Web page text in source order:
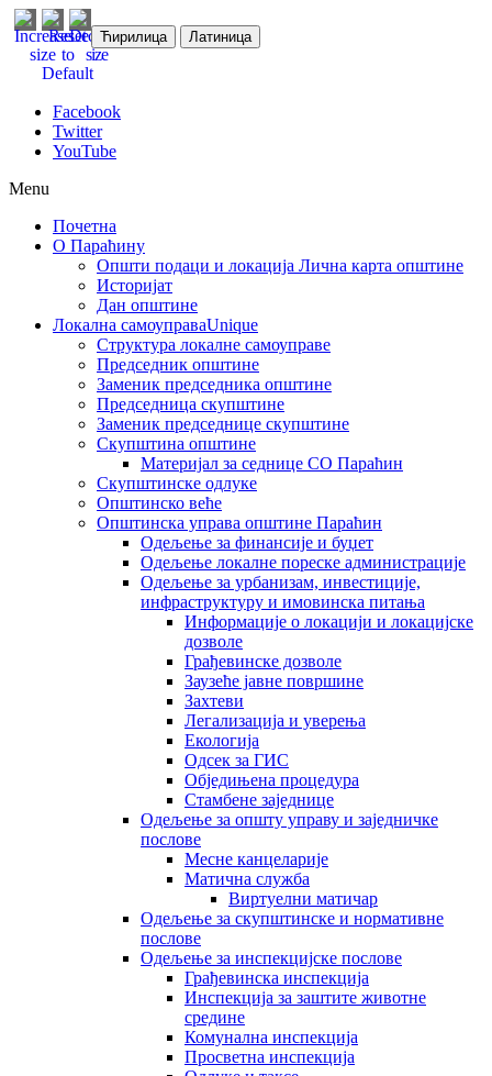
Ћирилица Латиница
Facebook
Twitter
YouTube
Menu
Почетна
О Параћину
Општи подаци и локација Лична карта општине
Историјат
Дан општине
Локална самоуправаUnique
Структура локалне самоуправе
Председник општине
Заменик председника општине
Председница скупштине
Заменик председнице скупштине
Скупштина општине
Материјал за седнице СО Параћин
Скупштинске одлуке
Општинско веће
Општинска управа општине Параћин
Одељење за финансије и буџет
Одељење локалне пореске администрације
Одељење за урбанизам, инвестиције,
инфраструктуру и имовинска питања
Информације о локацији и локацијске
дозволе
Грађевинске дозволе
Заузеће јавне површине
Захтеви
Легализација и уверења
Екологија
Одсек за ГИС
Обједињена процедура
Стамбене заједнице
Oдељење за општу управу и заједничке
послове
Месне канцеларије
Матична служба
Виртуелни матичар
Одељење за скупштинске и нормативне
послове
Одељење за инспекцијске послове
Грађевинска инспекција
Инспекција за заштите животне
средине
Комунална инспекција
Просветна инспекција